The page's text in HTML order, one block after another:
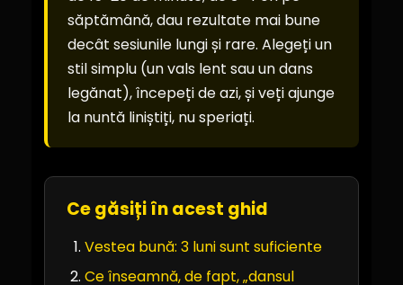
săptămână, dau rezultate mai bune
decât sesiunile lungi și rare. Alegeți un
stil simplu (un vals lent sau un dans
legănat), începeți de azi, și veți ajunge
la nuntă liniștiți, nu speriați.
Ce găsiți în acest ghid
Vestea bună: 3 luni sunt suficiente
Ce înseamnă, de fapt, „dansul